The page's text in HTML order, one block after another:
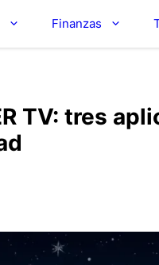
Finanzas
TV: tres